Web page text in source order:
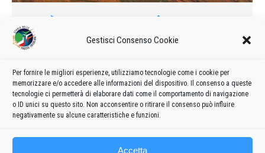
Gestisci Consenso Cookie
Per fornire le migliori esperienze, utilizziamo tecnologie come i cookie per
memorizzare e/o accedere alle informazioni del dispositivo. Il consenso a queste
tecnologie ci permetterà di elaborare dati come il comportamento di navigazione
o ID unici su questo sito. Non acconsentire o ritirare il consenso può influire
negativamente su alcune caratteristiche e funzioni.
Accetta
Così nasce una Freccia
1990 admin8235 24 Dicembre 2019 1 commento
maturità, le Frecce Tricolori stanno preparando giorno dopo
giorno la loro prova, che sosterranno in Francia a metà
maggio.